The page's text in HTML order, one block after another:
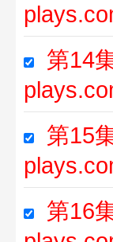
第14
第15
第16